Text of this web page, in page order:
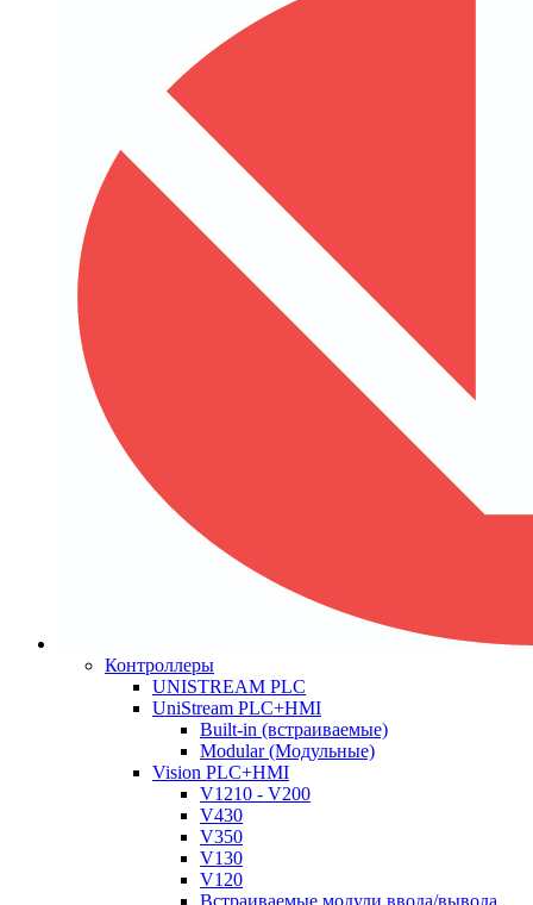
Контроллеры
UNISTREAM PLC
UniStream PLC+HMI
Built-in (встраиваемые)
Modular (Модульные)
Vision PLC+HMI
V1210 - V200
V430
V350
V130
V120
Встраиваемые модули ввода/вывода